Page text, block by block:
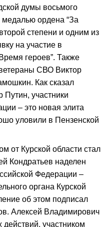
думы восьмого
ордена “За
степени и одним из
на участие в
героев”. Также
СВО Виктор
Как сказал
Путин, участники
– это новая элита
уловили в Пензенской
от Курской области стал
Кондратьев наделен
Федерации –
органа Курской
об этом подписал
Алексей Владимирович
участником